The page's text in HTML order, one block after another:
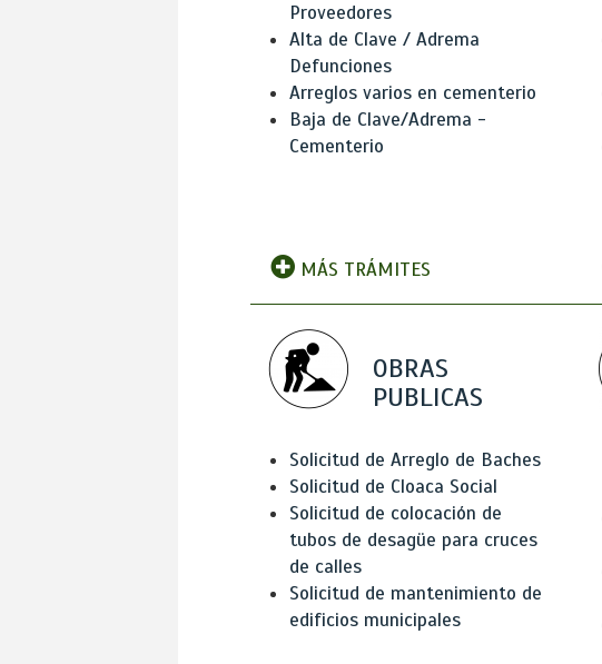
Proveedores
Alta de Clave / Adrema
Defunciones
Arreglos varios en cementerio
Baja de Clave/Adrema -
Cementerio
MÁS TRÁMITES
OBRAS
PUBLICAS
Solicitud de Arreglo de Baches
Solicitud de Cloaca Social
Solicitud de colocación de
tubos de desagüe para cruces
de calles
Solicitud de mantenimiento de
edificios municipales